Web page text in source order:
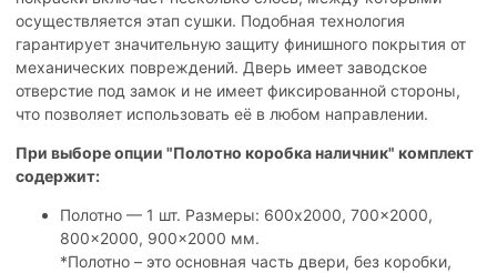
осуществляется этап сушки. Подобная технология
гарантирует значительную защиту финишного покрытия от
механических повреждений. Дверь имеет заводское
отверстие под замок и не имеет фиксированной стороны,
что позволяет использовать её в любом направлении.
При выборе опции "Полотно коробка наличник" комплект
содержит:
Полотно — 1 шт. Размеры: 600x2000, 700x2000,
800x2000, 900x2000 мм.
*Полотно – это основная часть двери, без коробки,